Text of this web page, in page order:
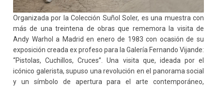
Organizada por la Colección Suñol Soler, es una muestra con
más de una treintena de obras que rememora la visita de
Andy Warhol a Madrid en enero de 1983 con ocasión de su
exposición creada ex profeso para la Galería Fernando Vijande:
“Pistolas, Cuchillos, Cruces”. Una visita que, ideada por el
icónico galerista, supuso una revolución en el panorama social
y un símbolo de apertura para el arte contemporáneo,